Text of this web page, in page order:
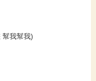
幫我幫我)